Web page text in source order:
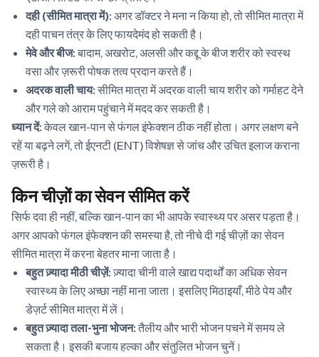
दही (सीमित मात्रा में): अगर डॉक्टर ने मना न किया हो, तो सीमित मात्रा में
दही पाचन तंत्र के लिए फायदेमंद हो सकती है।
मेवे और बीज: बादाम, अखरोट, अलसी और कद्दू के बीज शरीर को स्वस्थ
वसा और ज़रूरी पोषक तत्व प्रदान करते हैं।
अदरक वाली चाय: सीमित मात्रा में अदरक वाली चाय शरीर को गर्माहट देने
और गले को आराम पहुंचाने में मदद कर सकती है।
ध्यान दें: केवल खान-पान से फंगल इंफेक्शन ठीक नहीं होता। अगर लक्षण बने
रहें या बढ़ने लगें, तो ईएनटी (ENT) विशेषज्ञ से जांच और उचित इलाज कराना
ज़रूरी है।
किन चीज़ों का सेवन सीमित करें
सिर्फ दवा ही नहीं, बल्कि खान-पान का भी आपके स्वास्थ्य पर असर पड़ता है।
अगर आपको फंगल इंफेक्शन की समस्या है, तो नीचे दी गई चीज़ों का सेवन
सीमित मात्रा में करना बेहतर माना जाता है।
बहुत ज़्यादा मीठी चीज़ें: ज़्यादा चीनी वाले खाद्य पदार्थों का अधिक सेवन
स्वास्थ्य के लिए अच्छा नहीं माना जाता। इसलिए मिठाइयाँ, मीठे पेय और
डेज़र्ट सीमित मात्रा में लें।
बहुत ज़्यादा तला-भुना भोजन: तैलीय और भारी भोजन पचने में समय ले
सकता है। इसकी बजाय हल्का और संतुलित भोजन चुनें।